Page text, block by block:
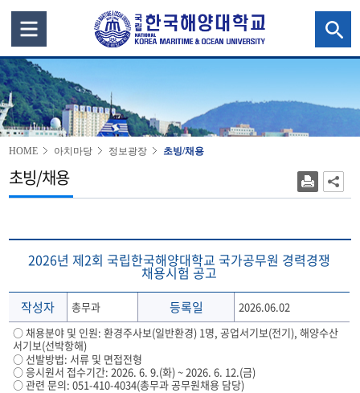
HOME 아치마당 정보광장 초빙/채용
초빙/채용
2026년 제2회 국립한국해양대학교 국가공무원 경력경쟁
채용시험 공고
작성자 총무과 등록일
2026.06.02
○ 채용분야 및 인원: 환경주사보(일반환경) 1명, 공업서기보(전기), 해양수산
서기보(선박항해)
○ 선발방법: 서류 및 면접전형
○ 응시원서 접수기간: 2026. 6. 9.(화) ~ 2026. 6. 12.(금)
○ 관련 문의: 051-410-4034(총무과 공무원채용 담당)